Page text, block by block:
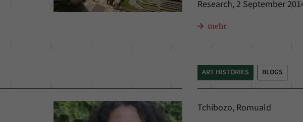
Research, 2 September
mehr
ART HISTORIES BLOGS
Tchibozo, Romuald